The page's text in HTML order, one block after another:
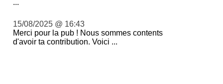
...
15/08/2025 @ 16:43
Merci pour la pub ! Nous sommes contents
d'avoir ta contribution. Voici ...